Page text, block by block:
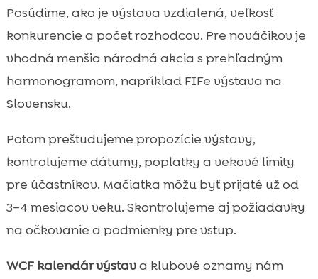
Posúdime, ako je výstava vzdialená, veľkosť
konkurencie a počet rozhodcov. Pre nováčikov je
vhodná menšia národná akcia s prehľadným
harmonogramom, napríklad FIFe výstava na
Slovensku.
Potom preštudujeme propozície výstavy,
kontrolujeme dátumy, poplatky a vekové limity
pre účastníkov. Mačiatka môžu byť prijaté už od
3–4 mesiacov veku. Skontrolujeme aj požiadavky
na očkovanie a podmienky pre vstup.
WCF kalendár výstava klubové oznamy nám